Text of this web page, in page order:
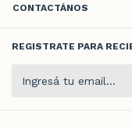
CONTACTÁNOS
REGISTRATE PARA